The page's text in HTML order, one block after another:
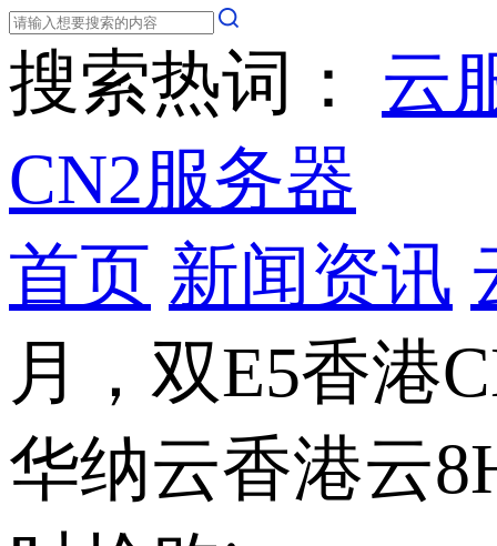
搜索热词： 云
CN2服务器
首页 新闻资讯
月，双E5香港
华纳云香港云